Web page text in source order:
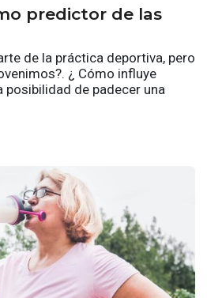
predictor de las
de la práctica deportiva, pero
¿ Cómo influye
posibilidad de padecer una